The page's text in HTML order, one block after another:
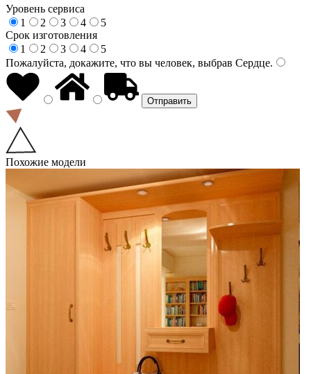
Уровень сервиса
1
2 3 4
5
Срок изготовления
1
2 3 4
5
Пожалуйста, докажите, что вы человек, выбрав Сердце.
Похожие модели